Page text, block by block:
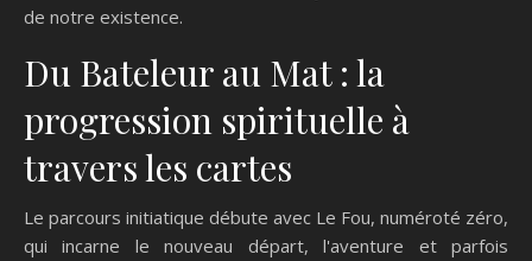
de notre existence.
Du Bateleur au Mat : la
progression spirituelle à
travers les cartes
Le parcours initiatique débute avec Le Fou, numéroté zéro,
qui incarne le nouveau départ, l'aventure et parfois